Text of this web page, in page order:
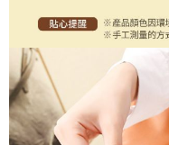
５．嚴禁一人註冊多個帳號
恩沛科技股份有限公司將有